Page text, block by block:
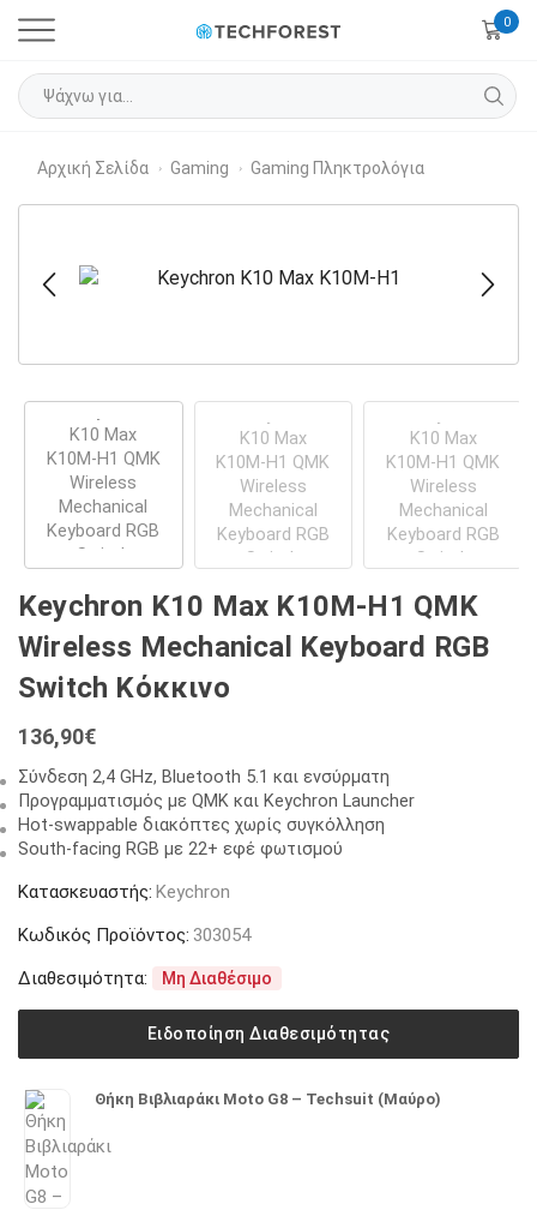
0
Αρχική Σελίδα › Gaming › Gaming Πληκτρολόγια
Keychron K10 Max K10M-H1 QMK
Wireless Mechanical Keyboard RGB
Switch Κόκκινο
136,90€
Σύνδεση 2,4 GHz, Bluetooth 5.1 και ενσύρματη
Προγραμματισμός με QMK και Keychron Launcher
Hot-swappable διακόπτες χωρίς συγκόλληση
South-facing RGB με 22+ εφέ φωτισμού
Κατασκευαστής: Keychron
Κωδικός Προϊόντος: 303054
Διαθεσιμότητα:
Μη Διαθέσιμο
Ειδοποίηση Διαθεσιμότητας
Θήκη Βιβλιαράκι Moto G8 – Techsuit (Μαύρο)